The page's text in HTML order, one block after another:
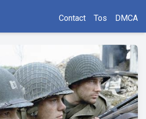
Contact Tos DMCA